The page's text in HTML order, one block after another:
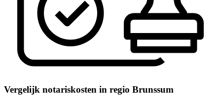
Vergelijk notariskosten in regio Brunssum